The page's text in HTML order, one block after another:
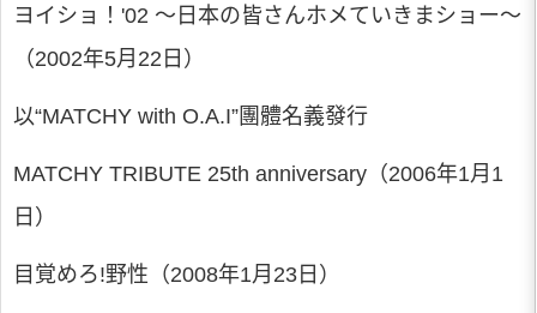
ヨイショ！'02 ～日本の皆さんホメていきまショー～
（2002年5月22日）
以“MATCHY with O.A.I”團體名義發行
MATCHY TRIBUTE 25th anniversary（2006年1月1
日）
目覚めろ!野性（2008年1月23日）